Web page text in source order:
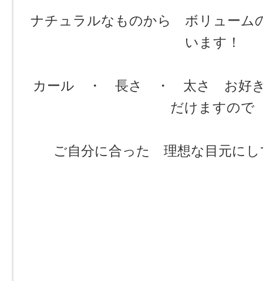
ナチュラルなものから ボリューム
います！
カール ・ 長さ ・ 太さ お好き
だけますので
ご自分に合った 理想な目元に